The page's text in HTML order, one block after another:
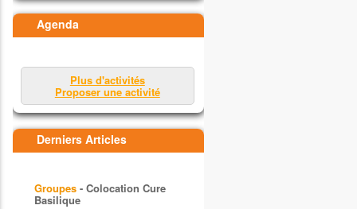
Agenda
Plus d'activités
Proposer une activité
Derniers Articles
Groupes - Colocation Cure
Basilique